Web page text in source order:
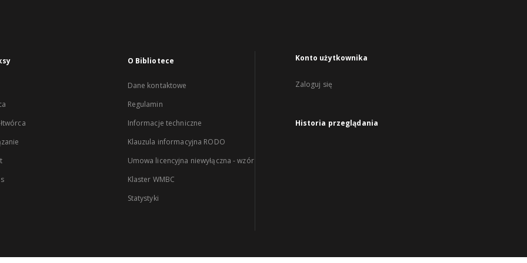
O Bibliotece
Dane kontaktowe
Regulamin
Informacje techniczne
Klauzula informacyjna RODO
Umowa licencyjna niewyłączna - wzór
Klaster WMBC
Statystyki
Konto użytkownika
Zaloguj się
Historia przeglądania